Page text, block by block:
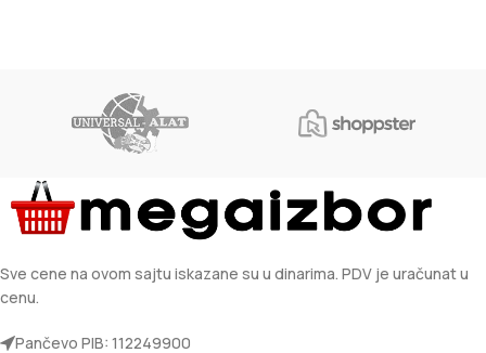
Sve cene na ovom sajtu iskazane su u dinarima. PDV je uračunat u
cenu.
Pančevo PIB: 112249900